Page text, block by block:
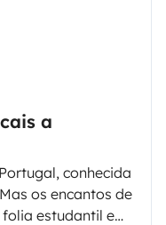
a
conhecida
os encantos de
estudantil e